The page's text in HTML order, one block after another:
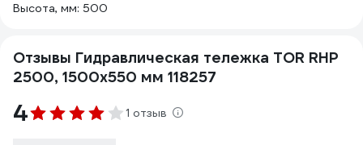
Высота, мм: 500
Отзывы Гидравлическая тележка TOR RHP
2500, 1500х550 мм 118257
4 1 отзыв